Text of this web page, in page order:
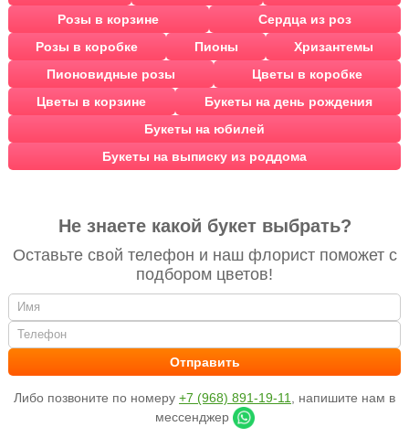
Розы в корзине
Сердца из роз
Розы в коробке
Пионы
Хризантемы
Пионовидные розы
Цветы в коробке
Цветы в корзине
Букеты на день рождения
Букеты на юбилей
Букеты на выписку из роддома
Не знаете какой букет выбрать?
Оставьте свой телефон и наш флорист поможет с
подбором цветов!
Либо позвоните по номеру +7 (968) 891-19-11
, напишите нам в
мессенджер